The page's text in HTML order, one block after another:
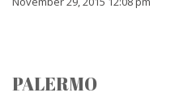
PALERMO